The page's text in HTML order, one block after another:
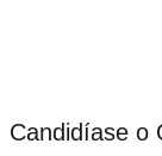
Candidíase o